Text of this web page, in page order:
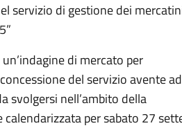
servizio di gestione dei
di mercato per
del servizio avente ad
svolgersi nell’ambito della
per sabato 27